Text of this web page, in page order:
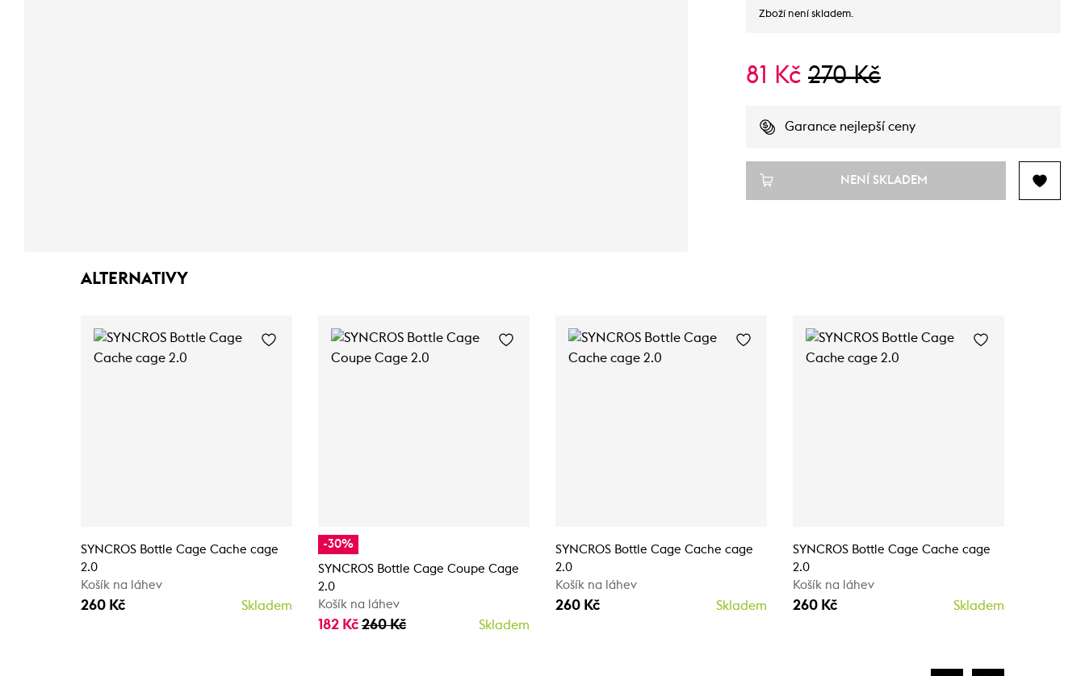
Zboží není skladem.
81 Kč 270 Kč
Garance nejlepší ceny
NENÍ SKLADEM
ALTERNATIVY
SYNCROS Bottle Cage Cache cage
2.0
Košík na láhev
260 Kč Skladem
-30%
SYNCROS Bottle Cage Coupe Cage
2.0
Košík na láhev
182 Kč 260 Kč Skladem
SYNCROS Bottle Cage Cache cage
2.0
Košík na láhev
260 Kč Skladem
SYNCROS Bottle Cage Cache cage
2.0
Košík na láhev
260 Kč Skladem